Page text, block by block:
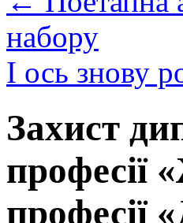
набору
І ось знову
Захист
професії
професії